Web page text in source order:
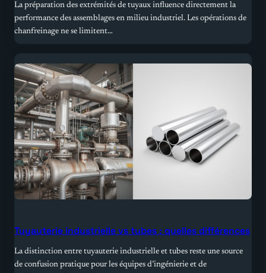
La préparation des extrémités de tuyaux influence directement la
performance des assemblages en milieu industriel. Les opérations de
chanfreinage ne se limitent…
Tuyauterie industrielle vs tubes : quelles différences
La distinction entre tuyauterie industrielle et tubes reste une source
de confusion pratique pour les équipes d’ingénierie et de